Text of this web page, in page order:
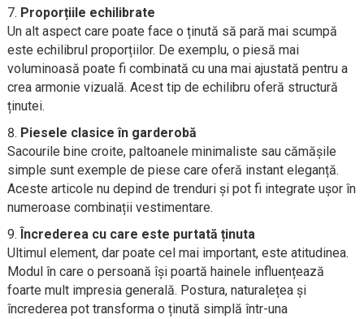
Proporțiile echilibrate
Un alt aspect care poate face o ținută să pară mai scumpă
este echilibrul proporțiilor. De exemplu, o piesă mai
voluminoasă poate fi combinată cu una mai ajustată pentru a
crea armonie vizuală. Acest tip de echilibru oferă structură
ținutei.
Piesele clasice în garderobă
Sacourile bine croite, paltoanele minimaliste sau cămășile
simple sunt exemple de piese care oferă instant eleganță.
Aceste articole nu depind de trenduri și pot fi integrate ușor în
numeroase combinații vestimentare.
Încrederea cu care este purtată ținuta
Ultimul element, dar poate cel mai important, este atitudinea.
Modul în care o persoană își poartă hainele influențează
foarte mult impresia generală. Postura, naturalețea și
încrederea pot transforma o ținută simplă într-una